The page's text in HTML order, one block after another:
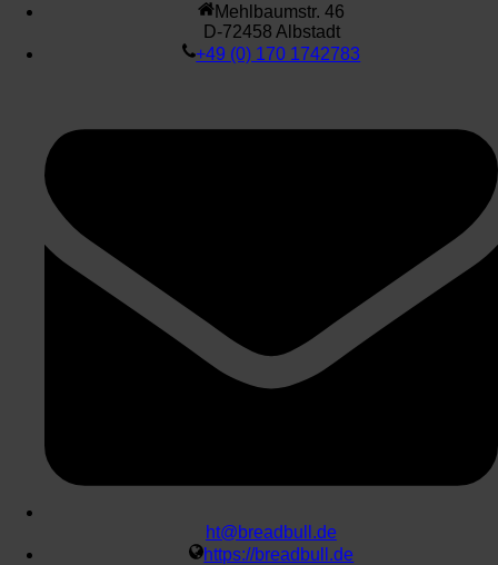
Mehlbaumstr. 46
D-72458 Albstadt
+49 (0) 170 1742783
ht@breadbull.de
https://breadbull.de